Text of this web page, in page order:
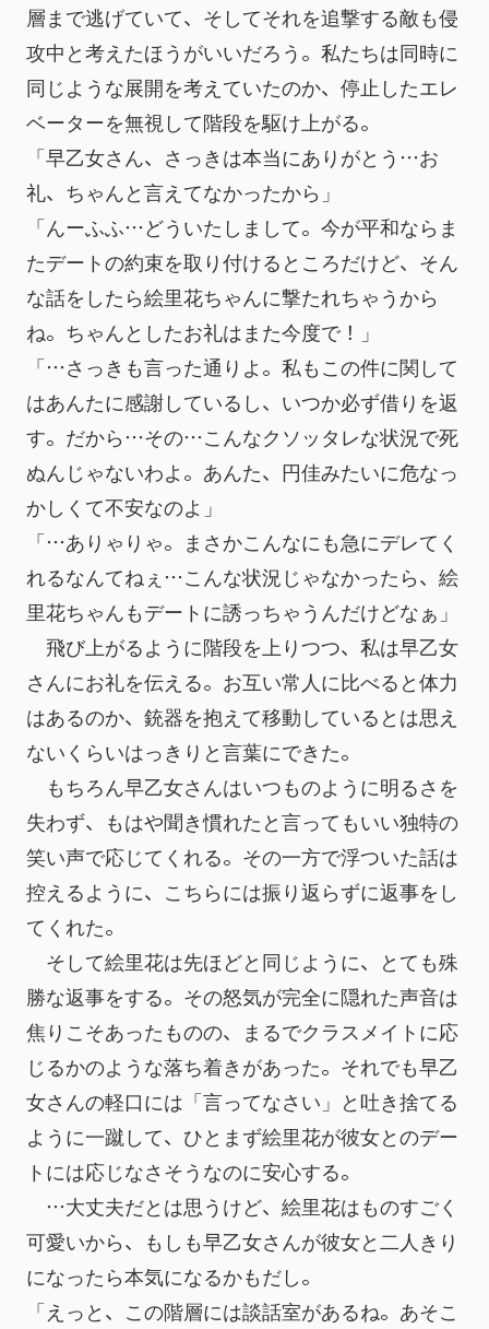
層まで逃げていて、そしてそれを追撃する敵も侵
攻中と考えたほうがいいだろう。私たちは同時に
同じような展開を考えていたのか、停止したエレ
ベーターを無視して階段を駆け上がる。
「早乙女さん、さっきは本当にありがとう…お
礼、ちゃんと言えてなかったから」
「んーふふ…どういたしまして。今が平和ならま
たデートの約束を取り付けるところだけど、そん
な話をしたら絵里花ちゃんに撃たれちゃうから
ね。ちゃんとしたお礼はまた今度で！」
「…さっきも言った通りよ。私もこの件に関して
はあんたに感謝しているし、いつか必ず借りを返
す。だから…その…こんなクソッタレな状況で死
ぬんじゃないわよ。あんた、円佳みたいに危なっ
かしくて不安なのよ」
「…ありゃりゃ。まさかこんなにも急にデレてく
れるなんてねぇ…こんな状況じゃなかったら、絵
里花ちゃんもデートに誘っちゃうんだけどなぁ」
飛び上がるように階段を上りつつ、私は早乙女
さんにお礼を伝える。お互い常人に比べると体力
はあるのか、銃器を抱えて移動しているとは思え
ないくらいはっきりと言葉にできた。
もちろん早乙女さんはいつものように明るさを
失わず、もはや聞き慣れたと言ってもいい独特の
笑い声で応じてくれる。その一方で浮ついた話は
控えるように、こちらには振り返らずに返事をし
てくれた。
そして絵里花は先ほどと同じように、とても殊
勝な返事をする。その怒気が完全に隠れた声音は
焦りこそあったものの、まるでクラスメイトに応
じるかのような落ち着きがあった。それでも早乙
女さんの軽口には「言ってなさい」と吐き捨てる
ように一蹴して、ひとまず絵里花が彼女とのデー
トには応じなさそうなのに安心する。
…大丈夫だとは思うけど、絵里花はものすごく
可愛いから、もしも早乙女さんが彼女と二人きり
になったら本気になるかもだし。
「えっと、この階層には談話室があるね。あそこ